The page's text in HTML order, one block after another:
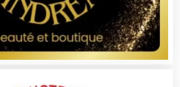
Eléctricas